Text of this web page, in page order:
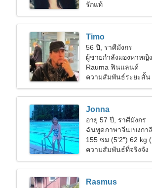
รักแท้
Timo
56 ปี, ราศีมังกร
ผู้ชายกำลังมองหาหญิ
Rauma ฟินแลนด์
ความสัมพันธ์ระยะสั้น
Jonna
อายุ 57 ปี, ราศีมังกร
ฉันพูดภาษาจีนเบงกาลี
155 ซม (5'2") 62 kg
ความสัมพันธ์ที่จริงจัง
Rasmus